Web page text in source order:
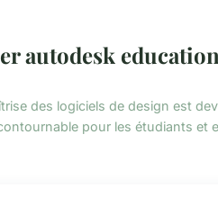
autodesk
des logiciels de design est
pour les étudiants et